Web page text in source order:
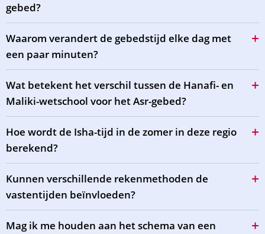
gebed?
Waarom verandert de gebedstijd elke dag met
een paar minuten?
Wat betekent het verschil tussen de Hanafi- en
Maliki-wetschool voor het Asr-gebed?
Hoe wordt de Isha-tijd in de zomer in deze regio
berekend?
Kunnen verschillende rekenmethoden de
vastentijden beïnvloeden?
Mag ik me houden aan het schema van een